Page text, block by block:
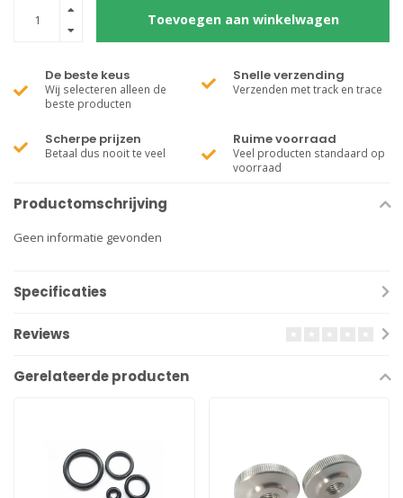
Toevoegen aan winkelwagen
De beste keus
Wij selecteren alleen de
beste producten
Snelle verzending
Verzenden met track en trace
Scherpe prijzen
Betaal dus nooit te veel
Ruime voorraad
Veel producten standaard op
voorraad
Productomschrijving
Geen informatie gevonden
Specificaties
Reviews
Gerelateerde producten